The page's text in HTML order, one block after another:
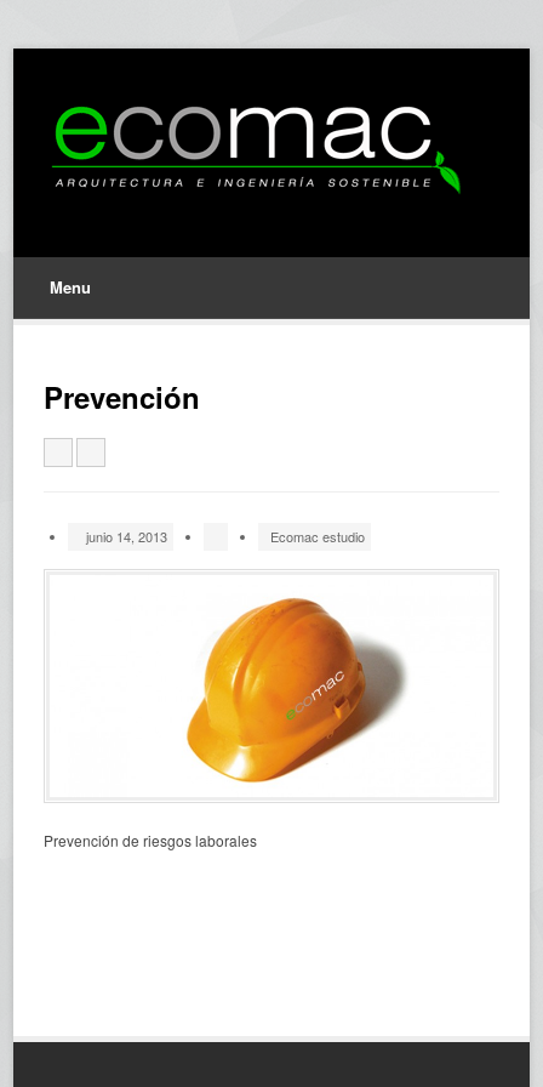
Menu
Prevención
junio 14, 2013 Ecomac estudio
Prevención de riesgos laborales